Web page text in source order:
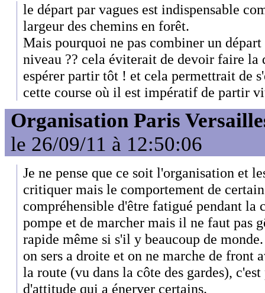
le départ par vagues est indispensable
largeur des chemins en forêt.
Mais pourquoi ne pas combiner un départ
niveau ?? cela éviterait de devoir faire la
espérer partir tôt ! et cela permettrait de
cette course où il est impératif de partir
Organisation Paris
le 26/09/11 à 12:50:06
Je ne pense que ce soit l'organisation et
critiquer mais le comportement de
compréhensible d'être fatigué pendant la
pompe et de marcher mais il ne faut pas
rapide même si s'il y beaucoup de
on sers a droite et on ne marche de front
la route (vu dans la côte des gardes),
d'attitude qui a énerver certains.